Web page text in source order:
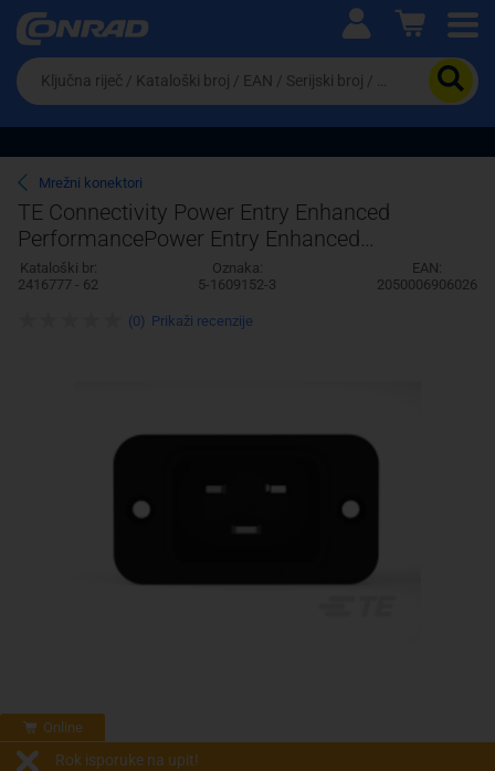
Ova postavka prilagođava asortiman proizvoda i
cijene vašim potrebama.
Pravno lice
Da
biste
potražili
proizvod,
unesite
ključnu
riječ,
kataloški
broj,
EAN
ili
Mrežni konektori
TE Connectivity Power Entry Enhanced
PerformancePower Entry Enhanced
Performance 5-1609152-3 AMP
Kataloški br:
2416777 - 62
Oznaka:
5-1609152-3
EAN:
2050006906026
Online
Rok isporuke na upit!
(0) Prikaži recenzije